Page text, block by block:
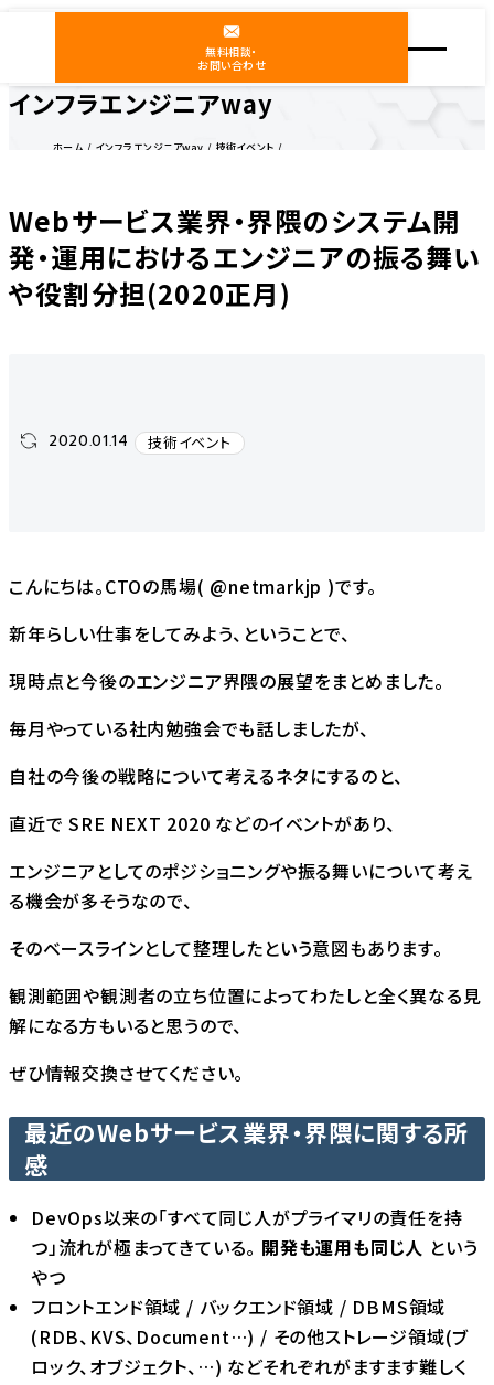
無料相談・
お問い合わせ
インフラエンジニアway
ホーム インフラエンジニアway
技術イベント
Webサービス業界・界隈のシステム開
発・運用におけるエンジニアの振る舞い
や役割分担(2020正月)
2020.01.14 技術イベント
こんにちは。CTOの馬場( @netmarkjp )です。
新年らしい仕事をしてみよう、ということで、
現時点と今後のエンジニア界隈の展望をまとめました。
毎月やっている社内勉強会でも話しましたが、
自社の今後の戦略について考えるネタにするのと、
直近でSRE NEXT 2020 などのイベントがあり、
エンジニアとしてのポジショニングや振る舞いについて考え
る機会が多そうなので、
そのベースラインとして整理したという意図もあります。
観測範囲や観測者の立ち位置によってわたしと全く異なる見
解になる方もいると思うので、
ぜひ情報交換させてください。
最近のWebサービス業界・界隈に関する所
感
DevOps以来の「すべて同じ人がプライマリの責任を持
つ」流れが極まってきている。 開発も運用も同じ人 という
やつ
フロントエンド領域 / バックエンド領域 / DBMS領域
(RDB、KVS、Document…) / その他ストレージ領域(ブ
ロック、オブジェクト、…) などそれぞれがますます難しく